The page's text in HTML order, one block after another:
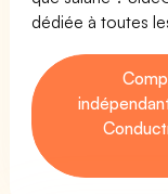
dédiée à toutes